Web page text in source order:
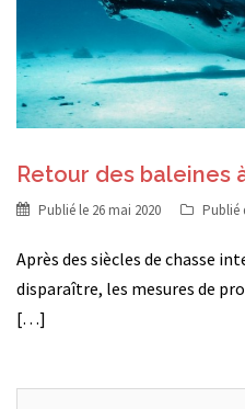
Retour des baleines
Publié le 26 mai 2020 Publié
Après des siècles de chasse
disparaître, les mesures de
[…]